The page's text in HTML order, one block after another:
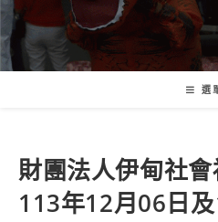
選
財團法人伊甸社
113年12月06日